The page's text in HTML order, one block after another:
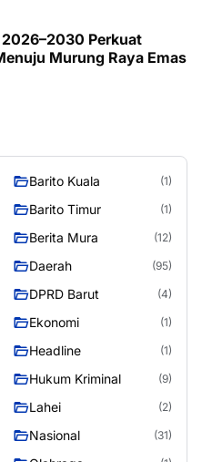
2026–2030 Perkuat
Murung Raya Emas
Barito Kuala (1)
Barito Timur (1)
Berita Mura (12)
Daerah (95)
DPRD Barut (4)
Ekonomi (1)
Headline (1)
Hukum Kriminal (9)
Lahei (2)
Nasional (31)